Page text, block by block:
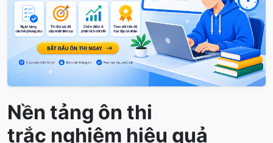
Nền tảng ôn thi
trắc nghiệm hiệu quả